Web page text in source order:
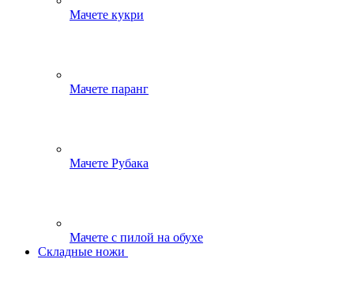
Мачете кукри
Мачете паранг
Мачете Рубака
Мачете с пилой на обухе
Складные ножи